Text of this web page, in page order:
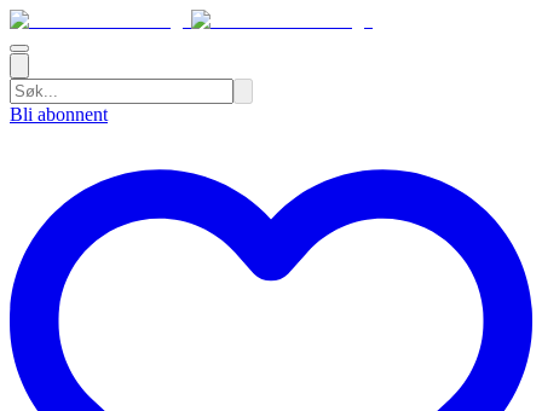
Bli abonnent